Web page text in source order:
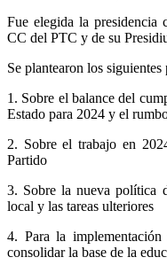
Fue elegida la
CC del PTC y de su
Se plantearon los siguientes
1. Sobre el balance del
Estado para 2024 y el
2. Sobre el trabajo en
Partido
3. Sobre la nueva política
local y las tareas ulteriores
4. Para la
consolidar la base de la